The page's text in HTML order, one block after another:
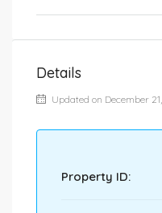
Details
Updated on December
Property ID: